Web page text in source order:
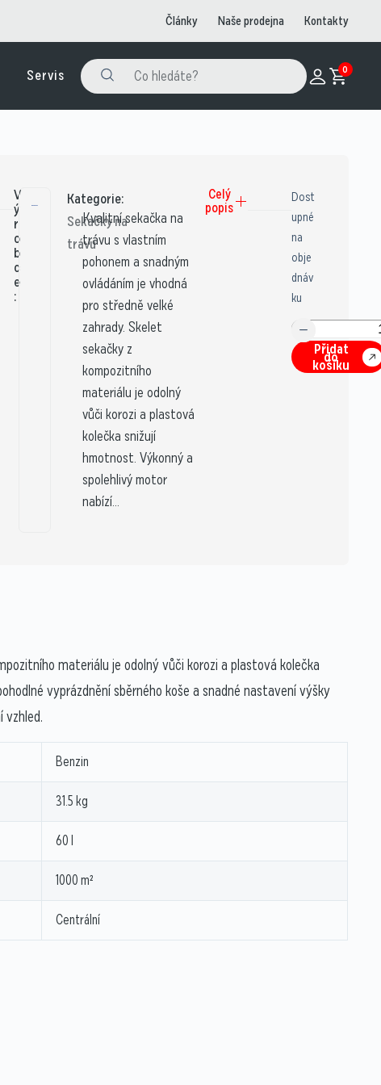
Články Naše prodejna Kontakty
Servis 0
V
ý
r
o
b
c
e
:
Kategorie:
Sekačky na
trávu
Kvalitní sekačka na
trávu s vlastním
pohonem a snadným
ovládáním je vhodná
pro středně velké
zahrady. Skelet
sekačky z
kompozitního
materiálu je odolný
vůči korozi a plastová
kolečka snižují
hmotnost. Výkonný a
spolehlivý motor
nabízí...
Celý
popis
Dost
upné
na
obje
dnáv
ku
Přidat
do
košíku
materiálu je odolný vůči korozi a plastová kolečka
vyprázdnění sběrného koše a snadné nastavení výšky
vzhled.
Benzin
31.5 kg
60 l
1000 m²
Centrální